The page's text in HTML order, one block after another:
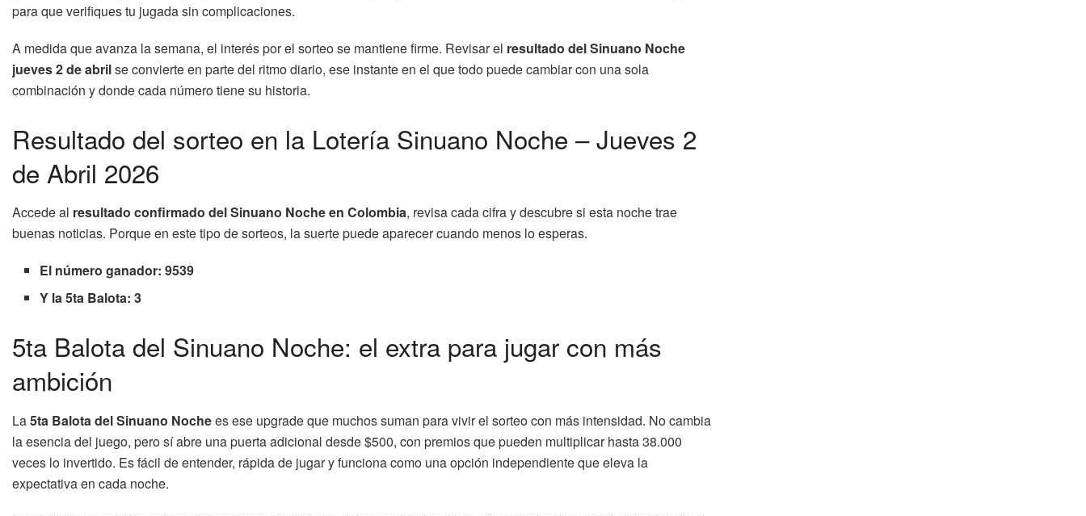
para que verifiques tu jugada sin complicaciones.
A medida que avanza la semana, el interés por el sorteo se mantiene firme. Revisar el resultado del Sinuano Noche
jueves 2 de abrilse convierte en parte del ritmo diario, ese instante en el que todo puede cambiar con una sola
combinación y donde cada número tiene su historia.
Resultado del sorteo en la Lotería Sinuano Noche – Jueves 2
de Abril 2026
Accede al resultado confirmado del Sinuano Noche en Colombia, revisa cada cifra y descubre si esta noche trae
buenas noticias. Porque en este tipo de sorteos, la suerte puede aparecer cuando menos lo esperas.
El número ganador: 9539
Y la 5ta Balota: 3
5ta Balota del Sinuano Noche: el extra para jugar con más
ambición
La5ta Balota del Sinuano Nochees ese upgrade que muchos suman para vivir el sorteo con más intensidad. No cambia
la esencia del juego, pero sí abre una puerta adicional desde $500, con premios que pueden multiplicar hasta 38.000
veces lo invertido. Es fácil de entender, rápida de jugar y funciona como una opción independiente que eleva la
expectativa en cada noche.